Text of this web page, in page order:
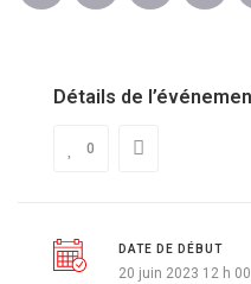
Détails de
0
DATE DE DÉBUT
20 juin 2023 12 h